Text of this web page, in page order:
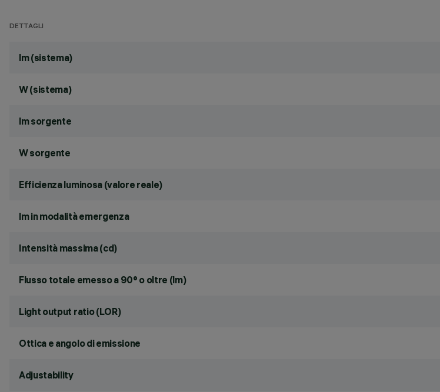
DETTAGLI
lm (sistema)
W (sistema)
lm sorgente
W sorgente
Efficienza luminosa (valore reale)
lm in modalità emergenza
Intensità massima (cd)
Flusso totale emesso a 90° o oltre (lm)
Light output ratio (LOR)
Ottica e angolo di emissione
Adjustability